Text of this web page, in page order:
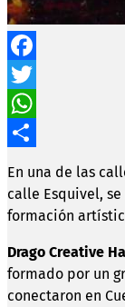
Facebook
Twitter
WhatsApp
Compartir
En una de las
calle Esquivel,
formación
Drago Creative
formado por un
conectaron en